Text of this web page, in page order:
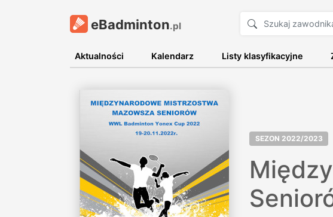
eBadminton.pl
Aktualności Kalendarz Listy klasyfikacyjne
SEZON 2022/2023